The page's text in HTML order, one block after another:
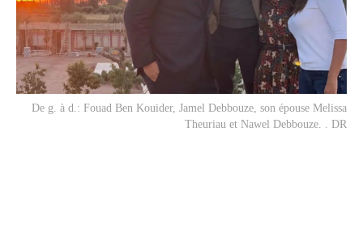
De g. à d.: Fouad Ben Kouider, Jamel Debbouze, son épouse Melissa
Theuriau et Nawel Debbouze. . DR